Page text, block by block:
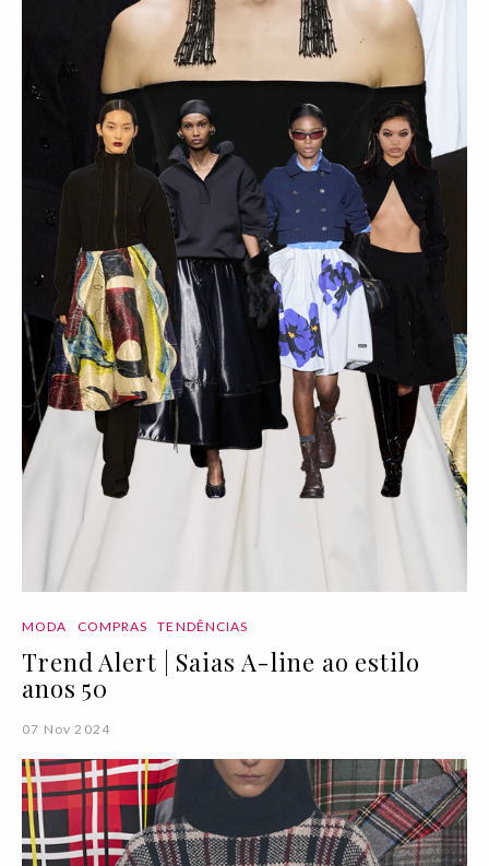
MODA COMPRAS TENDÊNCIAS
Trend Alert | Saias A-line ao estilo
anos 50
07 Nov 2024